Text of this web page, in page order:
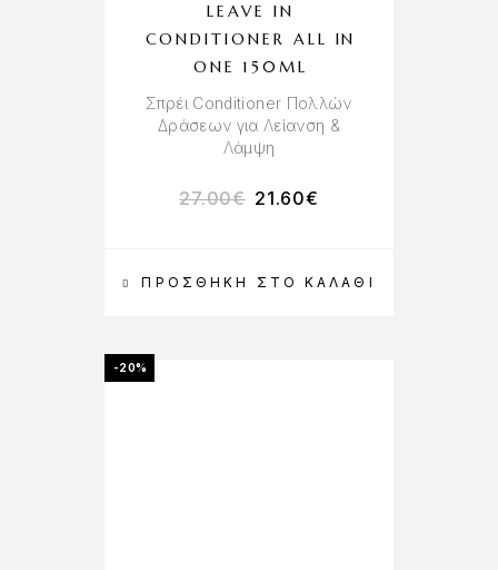
ΠΡΟΣΘΉΚΗ ΣΤΟ ΚΑΛΆΘΙ
LEAVE IN
CONDITIONER ALL IN
ONE 150ML
Σπρέι Conditioner Πολλών
Δράσεων για Λείανση &
Λάμψη
27.00€ 21.60€
-20%